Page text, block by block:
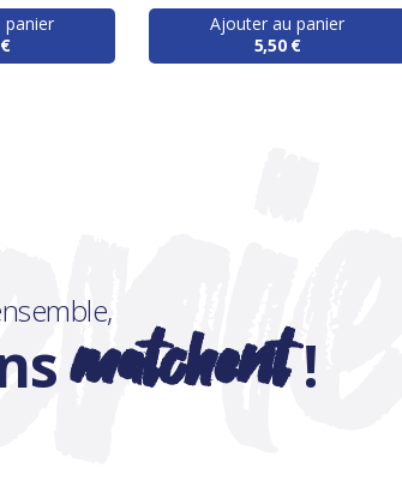
matchent!
panier
Ajouter au panier
5,50 €